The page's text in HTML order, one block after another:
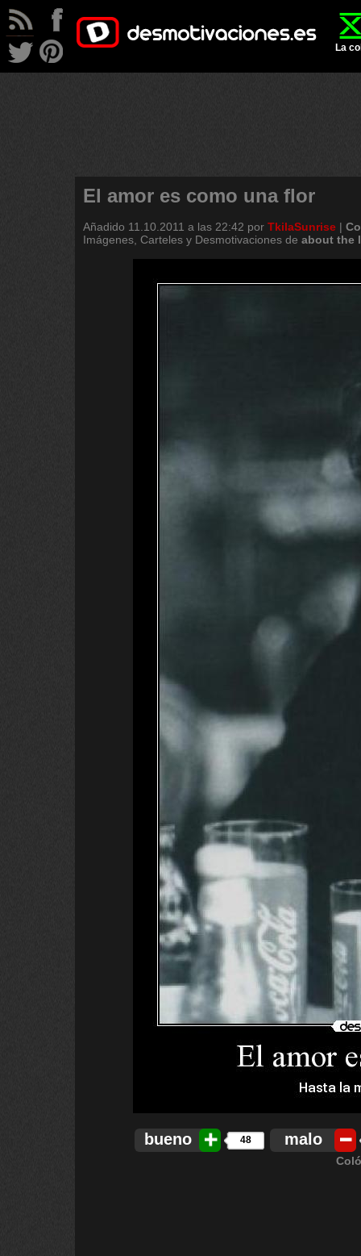
La
El amor es como una flor
Añadido 11.10.2011 a las 22:42 por TkilaSunrise |
Imágenes, Carteles y Desmotivaciones de about the
bueno 48 malo